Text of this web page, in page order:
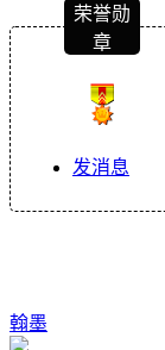
荣誉勋
章
发消息
翰墨